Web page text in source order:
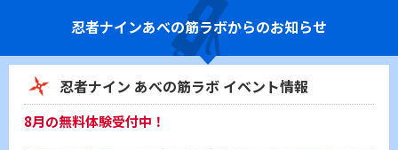
忍者ナインあべの筋ラボからのお知らせ
忍者ナイン あべの筋ラボ イベント情報
8月の無料体験受付中！